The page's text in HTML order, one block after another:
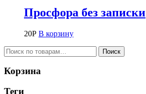
Просфора без записки
20Р В корзину
Искать:
Поиск
Корзина
Теги